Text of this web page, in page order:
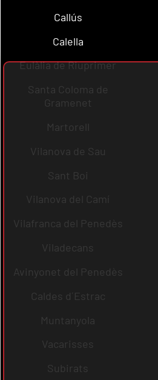
Callús
Calella
Eulàlia de Riuprimer
Santa Coloma de
Gramenet
Martorell
Vilanova de Sau
Sant Boi
Vilanova del Camí
Vilafranca del Penedès
Viladecans
Avinyonet del Penedès
Caldes d´Estrac
Muntanyola
Vacarisses
Subirats